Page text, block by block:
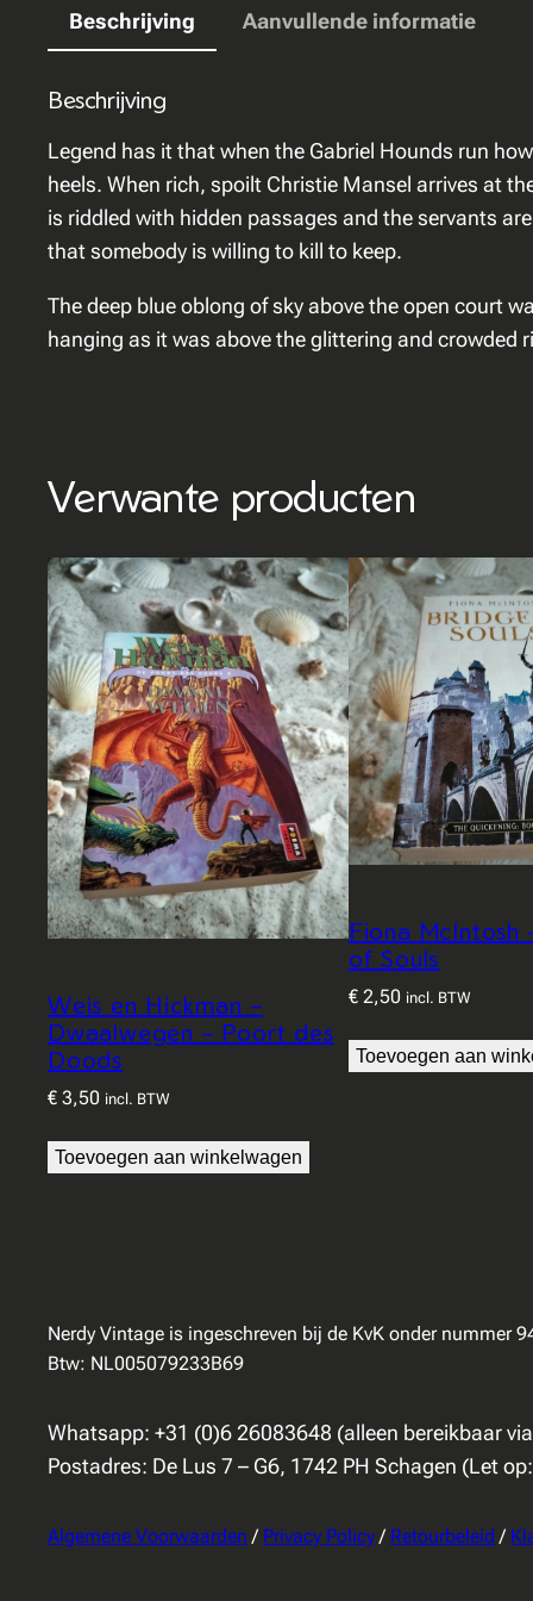
Beschrijving Aanvullende informatie
Beschrijving
Legend has it that when the Gabriel Hounds run
heels. When rich, spoilt Christie Mansel arrives at
is riddled with hidden passages and the servants
that somebody is willing to kill to keep.
The deep blue oblong of sky above the open court
hanging as it was above the glittering and crowded
Verwante producten
Weis en Hickman –
Dwaalwegen – Poort des
Doods
€ 3,50 incl. BTW
Toevoegen aan winkelwagen
Fiona McIntosh
of Souls
€2,50 incl. BTW
Toevoegen aan
Nerdy Vintage is ingeschreven bij de KvK onder nummer
Btw: NL005079233B69
Whatsapp: +31 (0)6 26083648 (alleen bereikbaar
Postadres: De Lus 7 – G6, 1742 PH Schagen (Let
Algemene Voorwaarden / Privacy Policy/ Retourbeleid /